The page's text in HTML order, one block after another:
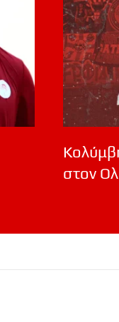
στον